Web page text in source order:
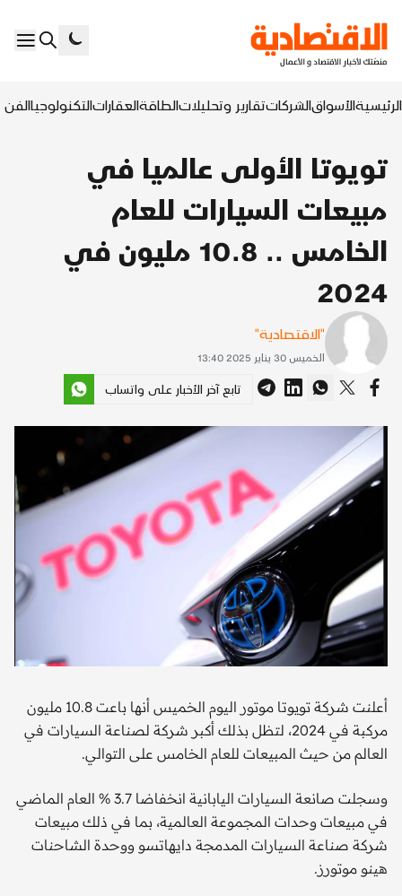
الرئيسيةالأسواقالشركاتتقارير وتحليلاتالطاقةالعقاراتالتكنولوجياالفن
تويوتا الأولى عالميا في
مبيعات السيارات للعام
الخامس .. 10.8 مليون في
2024
"الاقتصادية"
الخميس 30 يناير 2025 13:40
تابع آخر الأخبار على واتساب
أعلنت شركة تويوتا موتور اليوم الخميس أنها باعت 10.8 مليون
مركبة في 2024، لتظل بذلك أكبر شركة لصناعة السيارات في
العالم من حيث المبيعات للعام الخامس على التوالي.
وسجلت صانعة السيارات اليابانية انخفاضا 3.7 % العام الماضي
في مبيعات وحدات المجموعة العالمية، بما في ذلك مبيعات
شركة صناعة السيارات المدمجة دايهاتسو ووحدة الشاحنات
هينو موتورز.